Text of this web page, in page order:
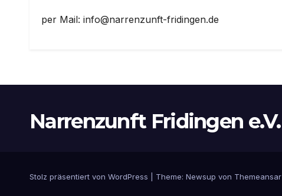
per Mail: info@narrenzunft-fridingen.de
Narrenzunft Fridingen e.V.
Stolz präsentiert von WordPress Theme: Newsup von Themeansar